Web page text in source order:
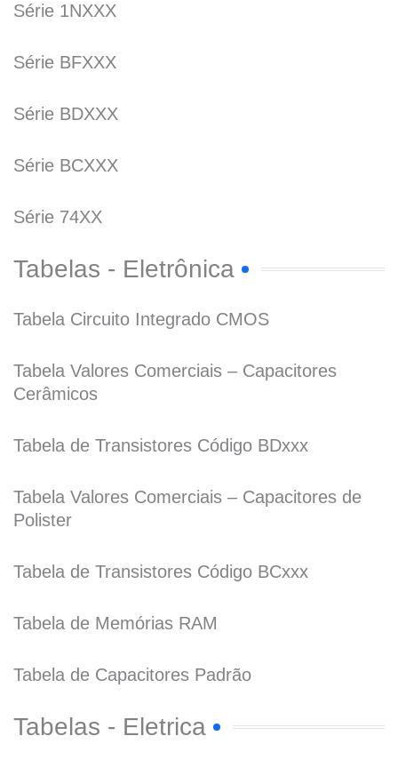
Série 1NXXX
Série BFXXX
Série BDXXX
Série BCXXX
Série 74XX
Tabelas - Eletrônica
Tabela Circuito Integrado CMOS
Tabela Valores Comerciais – Capacitores
Cerâmicos
Tabela de Transistores Código BDxxx
Tabela Valores Comerciais – Capacitores de
Polister
Tabela de Transistores Código BCxxx
Tabela de Memórias RAM
Tabela de Capacitores Padrão
Tabelas - Eletrica